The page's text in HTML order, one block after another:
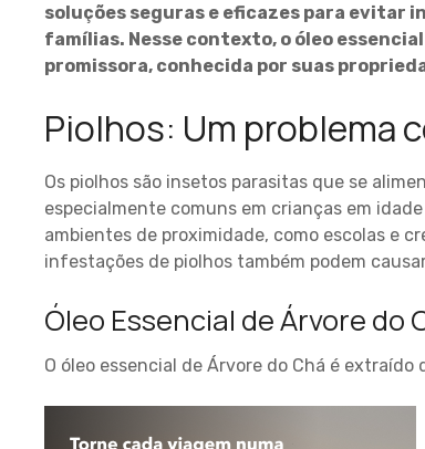
soluções seguras e eficazes para evitar
famílias. Nesse contexto, o óleo
promissora, conhecida por suas
Piolhos: Um problema
Os piolhos são insetos parasitas que se
especialmente comuns em crianças em
ambientes de proximidade, como escolas e
infestações de piolhos também podem
Óleo Essencial de Árvore do
O óleo essencial de Árvore do Chá é extraído